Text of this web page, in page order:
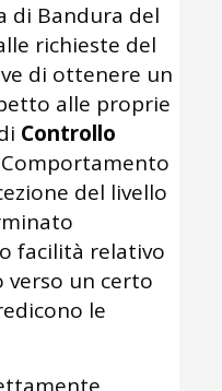
di Bandura del
richieste del
di ottenere un
alle proprie
Controllo
del livello
facilità relativo
verso un certo
le